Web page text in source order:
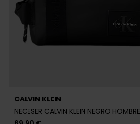
CALVIN KLEIN
NECESER CALVIN KLEIN NEGRO HOMBRE